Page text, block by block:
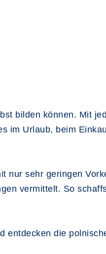
bilden können. Mit
im Urlaub, beim
nur sehr geringen
vermittelt. So
entdecken die